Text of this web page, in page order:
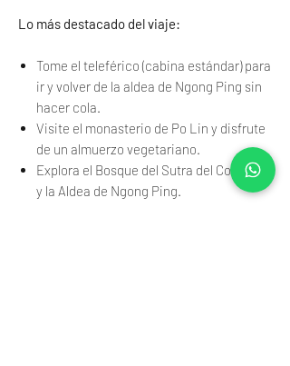
Lo más destacado del viaje:
Tome el teleférico (cabina estándar) para
ir y volver de la aldea de Ngong Ping sin
hacer cola.
Visite el monasterio de Po Lin y disfrute
de un almuerzo vegetariano.
Explora el Bosque del Sutra del Corazón
y la Aldea de Ngong Ping.